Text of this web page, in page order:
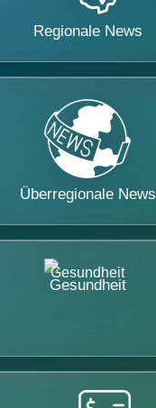
Regionale News
Überregionale News
Gesundheit